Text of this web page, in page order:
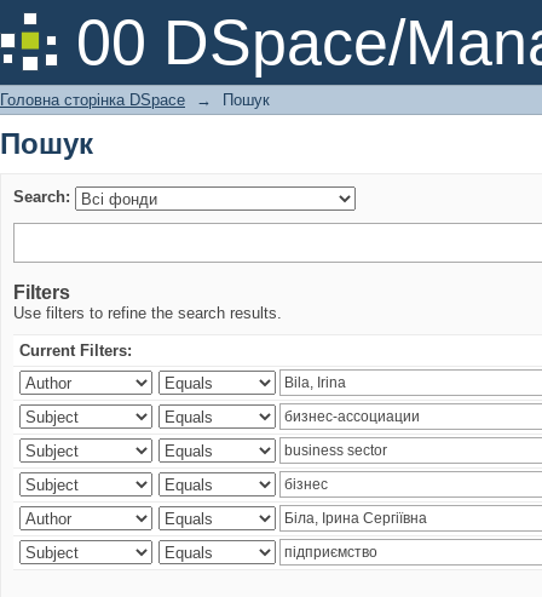
00 DSpace/
Пошук
Головна сторінка DSpace → Пошук
Пошук
Search:
Filters
Use filters to refine the search results.
Current Filters: